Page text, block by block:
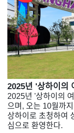
2025년 '상하이의
2025년 '상하이의
으며, 오는 10월까
상하이로 초청하여
심으로 환영한다.